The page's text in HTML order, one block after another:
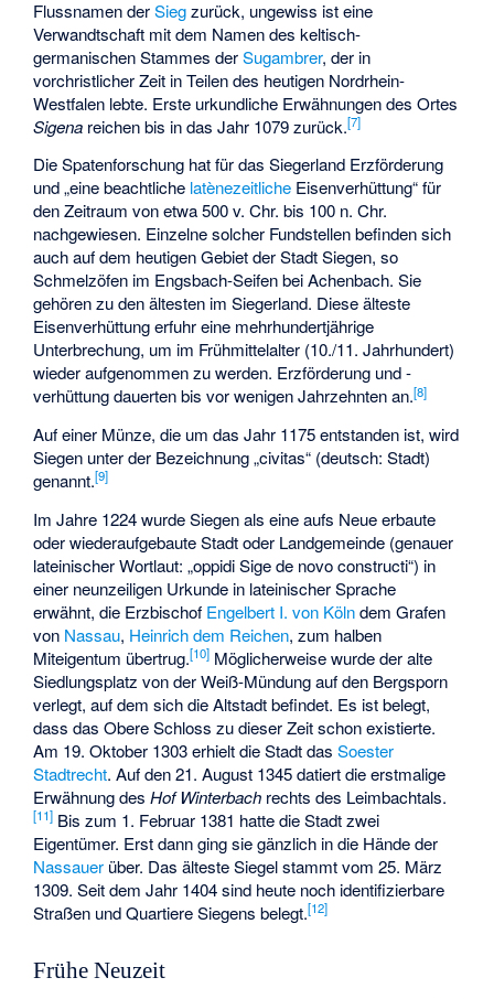
Flussnamen derSiegzurück, ungewiss ist eine
Verwandtschaft mit dem Namen des keltisch-
germanischen Stammes derSugambrer, der in
vorchristlicher Zeit in Teilen des heutigen Nordrhein-
Westfalen lebte. Erste urkundliche Erwähnungen des Ortes
Sigena reichen bis in das Jahr 1079 zurück.[7]
Die Spatenforschung hat für das Siegerland Erzförderung
und „eine beachtliche latènezeitliche Eisenverhüttung“ für
den Zeitraum von etwa 500 v. Chr. bis 100 n. Chr.
nachgewiesen. Einzelne solcher Fundstellen befinden sich
auch auf dem heutigen Gebiet der Stadt Siegen, so
Schmelzöfen im Engsbach-Seifen bei Achenbach. Sie
gehören zu den ältesten im Siegerland. Diese älteste
Eisenverhüttung erfuhr eine mehrhundertjährige
Unterbrechung, um im Frühmittelalter (10./11. Jahrhundert)
wieder aufgenommen zu werden. Erzförderung und -
verhüttung dauerten bis vor wenigen Jahrzehnten an.[8]
Auf einer Münze, die um das Jahr 1175 entstanden ist, wird
Siegen unter der Bezeichnung „civitas“ (deutsch: Stadt)
genannt.[9]
Im Jahre 1224 wurde Siegen als eine aufs Neue erbaute
oder wiederaufgebaute Stadt oder Landgemeinde (genauer
lateinischer Wortlaut: „oppidi Sige de novo constructi“) in
einer neunzeiligen Urkunde in lateinischer Sprache
erwähnt, die Erzbischof Engelbert I. von Kölndem Grafen
von Nassau, Heinrich dem Reichen, zum halben
Miteigentum übertrug.[10] Möglicherweise wurde der alte
Siedlungsplatz von der Weiß-Mündung auf den Bergsporn
verlegt, auf dem sich die Altstadt befindet. Es ist belegt,
dass das Obere Schloss zu dieser Zeit schon existierte.
Am 19. Oktober 1303 erhielt die Stadt dasSoester
Stadtrecht. Auf den 21. August 1345 datiert die erstmalige
Erwähnung desHof Winterbach rechts des Leimbachtals.
[11] Bis zum 1. Februar 1381 hatte die Stadt zwei
Eigentümer. Erst dann ging sie gänzlich in die Hände der
Nassauer über. Das älteste Siegel stammt vom 25. März
1309. Seit dem Jahr 1404 sind heute noch identifizierbare
Straßen und Quartiere Siegens belegt.[12]
Frühe Neuzeit